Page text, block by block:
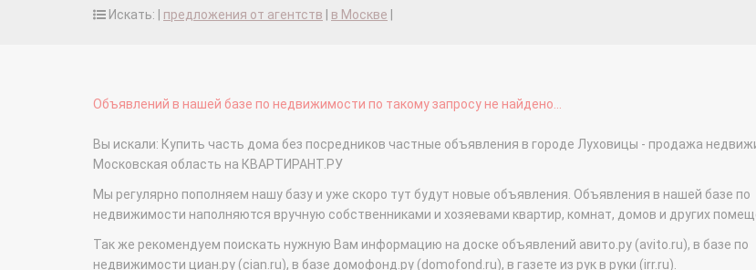
Искать: | предложения от агентств в Москве
Объявлений в нашей базе по недвижимости по такому запросу не найдено...
Вы искали: Купить часть дома без посредников частные объявления в городе Луховицы - продажа
Московская область на КВАРТИРАНТ.РУ
Мы регулярно пополняем нашу базу и уже скоро тут будут новые объявления. Объявления в нашей базе по
недвижимости наполняются вручную собственниками и хозяевами квартир, комнат, домов и других
Так же рекомендуем поискать нужную Вам информацию на доске объявлений авито.ру (avito.ru), в базе по
недвижимости циан.ру (cian.ru), в базе домофонд.ру (domofond.ru), в газете из рук в руки (irr.ru).